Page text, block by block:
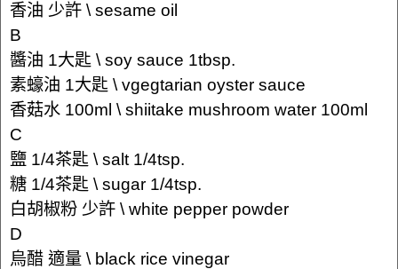
香油 少許 \ sesame oil
B
醬油 1大匙 \ soy sauce 1tbsp.
素蠔油 1大匙 \ vgegtarian oyster sauce
香菇水 100ml \ shiitake mushroom water 100ml
C
鹽 1/4茶匙 \ salt 1/4tsp.
糖 1/4茶匙 \ sugar 1/4tsp.
白胡椒粉 少許 \ white pepper powder
D
烏醋 適量 \ black rice vinegar